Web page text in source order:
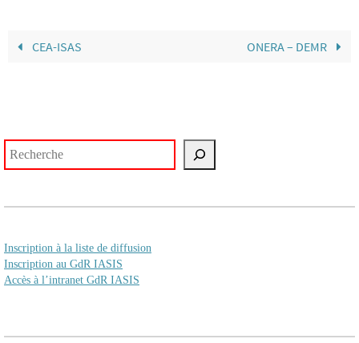
CEA-ISAS ONERA – DEMR
Inscription à la liste de diffusion
Inscription au GdR IASIS
Accès à l’intranet GdR IASIS